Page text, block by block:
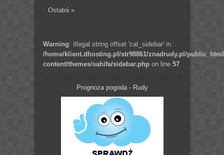
Ostatni »
Warning: Illegal string offset 'cat_sidebar' in
/home/klient.dhosting.pl/str98861/znadrudy.pl/
content/themes/sahifa/sidebar.phpon line 57
Prognoza pogoda - Rudy